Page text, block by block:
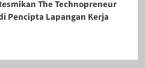
The Technopreneur
Pencipta Lapangan Kerja